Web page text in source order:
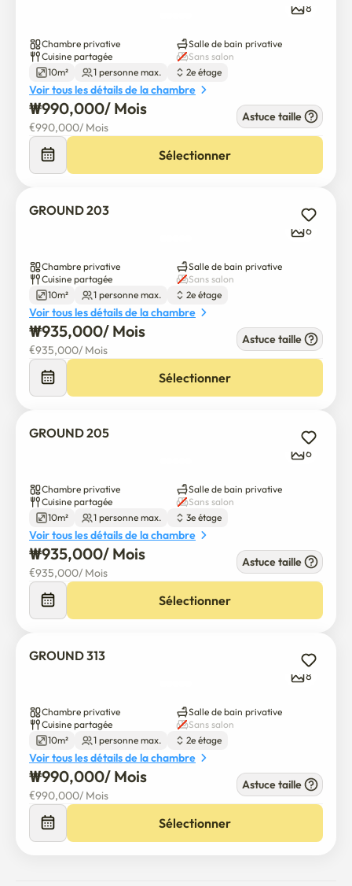
8
Chambre privative
Salle de bain privative
Cuisine partagée
Sans salon
10m²
1 personne max. 2e étage
Voir tous les détails de la chambre
₩990,000/ Mois
€990,000/ Mois
Astuce taille
Sélectionner
GROUND 203
6
Chambre privative
Salle de bain privative
Cuisine partagée
Sans salon
10m²
1 personne max. 2e étage
Voir tous les détails de la chambre
₩935,000/ Mois
€935,000/ Mois
Astuce taille
Sélectionner
GROUND 205
6
Chambre privative
Salle de bain privative
Cuisine partagée
Sans salon
10m²
1 personne max. 3e étage
Voir tous les détails de la chambre
₩935,000/ Mois
€935,000/ Mois
Astuce taille
Sélectionner
GROUND 313
8
Chambre privative
Salle de bain privative
Cuisine partagée
Sans salon
10m²
1 personne max. 2e étage
Voir tous les détails de la chambre
₩990,000/ Mois
€990,000/ Mois
Astuce taille
Sélectionner